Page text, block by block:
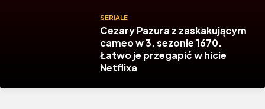
SERIALE
Cezary Pazura z zaskakującym
cameo w 3. sezonie 1670.
Łatwo je przegapić w hicie
Netflixa